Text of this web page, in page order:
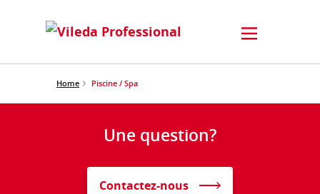
Home Piscine / Spa
Une question?
Contactez-nous